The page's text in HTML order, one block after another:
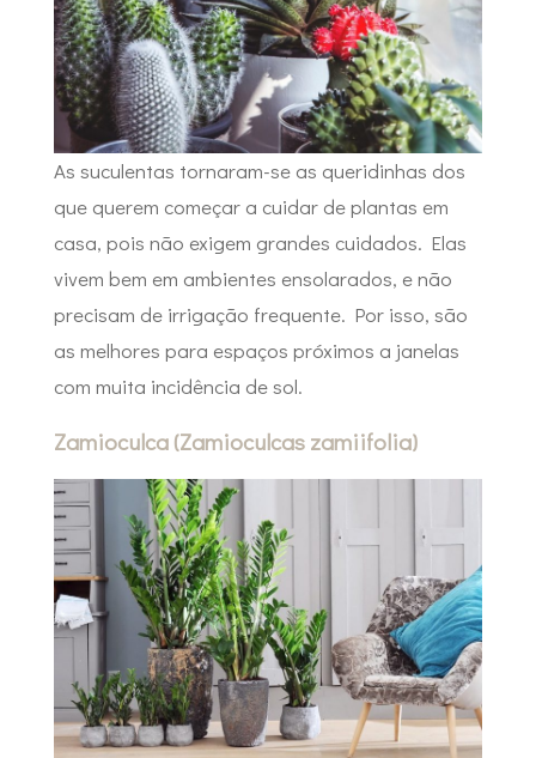
As suculentas tornaram-se as queridinhas dos
que querem começar a cuidar de plantas em
casa, pois não exigem grandes cuidados. Elas
vivem bem em ambientes ensolarados, e não
precisam de irrigação frequente. Por isso, são
as melhores para espaços próximos a janelas
com muita incidência de sol.
Zamioculca (Zamioculcas zamiifolia)